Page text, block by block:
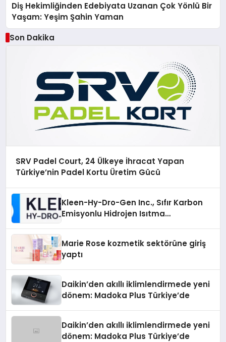
Diş Hekimliğinden Edebiyata Uzanan Çok Yönlü Bir
Yaşam: Yeşim Şahin Yaman
Son Dakika
SRV Padel Court, 24 Ülkeye İhracat Yapan
Türkiye’nin Padel Kortu Üretim Gücü
Kleen-Hy-Dro-Gen Inc., Sıfır Karbon
Emisyonlu Hidrojen Isıtma
Marie Rose kozmetik sektörüne giriş
yaptı
Daikin’den akıllı iklimlendirmede yeni
dönem: Madoka Plus Türkiye’de
Daikin’den akıllı iklimlendirmede yeni
dönem: Madoka Plus Türkiye’de